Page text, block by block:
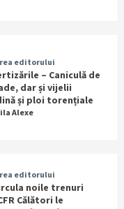
editorului
– Caniculă de
dar și vijelii
și ploi torențiale
Alexe
editorului
noile trenuri
Călători le